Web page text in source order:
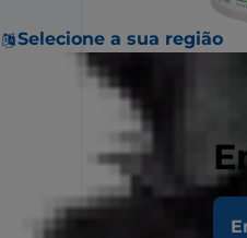
Selecione a sua região